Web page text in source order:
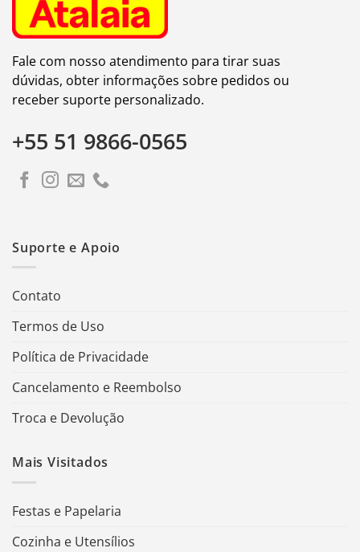
Fale com nosso atendimento para tirar suas
dúvidas, obter informações sobre pedidos ou
receber suporte personalizado.
+55 51 9866-0565
Suporte e Apoio
Contato
Termos de Uso
Política de Privacidade
Cancelamento e Reembolso
Troca e Devolução
Mais Visitados
Festas e Papelaria
Cozinha e Utensílios